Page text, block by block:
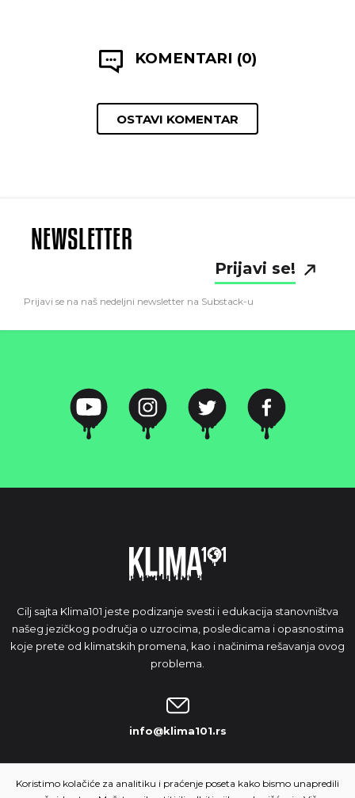
KOMENTARI (0)
OSTAVI KOMENTAR
NEWSLETTER
Prijavi se!
Prijavi se na naš nedeljni newsletter na Substack-u
Cilj sajta Klima101 jeste podizanje svesti i edukacija stanovništva
našeg jezičkog područja o uzrocima, posledicama i opasnostima
koje prete od klimatskih promena, kao i načinima rešavanja ovog
problema.
info@klima101.rs
NAŠA IDEJA
Koristimo kolačiće za analitiku i praćenje poseta kako bismo unapredili